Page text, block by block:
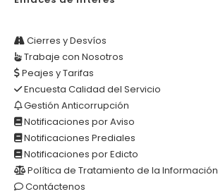
Cierres y Desvíos
Trabaje con Nosotros
Peajes y Tarifas
Encuesta Calidad del Servicio
Gestión Anticorrupción
Notificaciones por Aviso
Notificaciones Prediales
Notificaciones por Edicto
Política de Tratamiento de la Información
Contáctenos